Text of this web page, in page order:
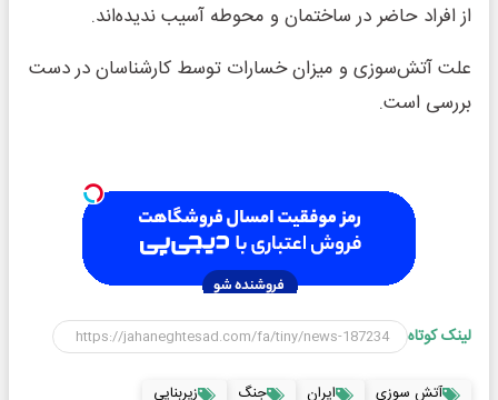
از افراد حاضر در ساختمان و محوطه آسیب ندیده‌اند.
علت آتش‌سوزی و میزان خسارات توسط کارشناسان در دست
بررسی است.
لینک کوتاه
آتش سوزی ایران جنگ
زیربنایی